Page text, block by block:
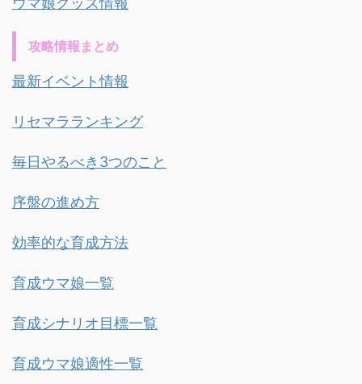
攻略情報まとめ
最新イベント情報
リセマラランキング
毎日やるべき3つのこと
序盤の進め方
効率的な育成方法
育成ウマ娘一覧
育成シナリオ目標一覧
育成ウマ娘適性一覧